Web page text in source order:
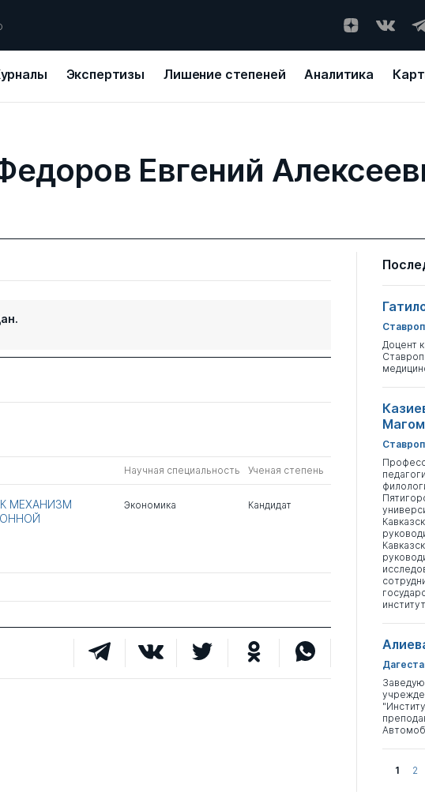
Экспертизы Лишение степеней Аналитика
Евгений
Научная специальность Ученая степень
МЕХАНИЗМ
Экономика Кандидат
Доцент
1 2